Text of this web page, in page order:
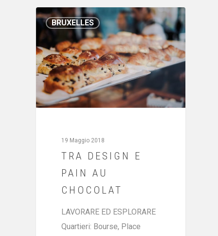
BRUXELLES
19 Maggio 2018
TRA DESIGN E
PAIN AU
CHOCOLAT
LAVORARE ED ESPLORARE
Quartieri: Bourse, Place